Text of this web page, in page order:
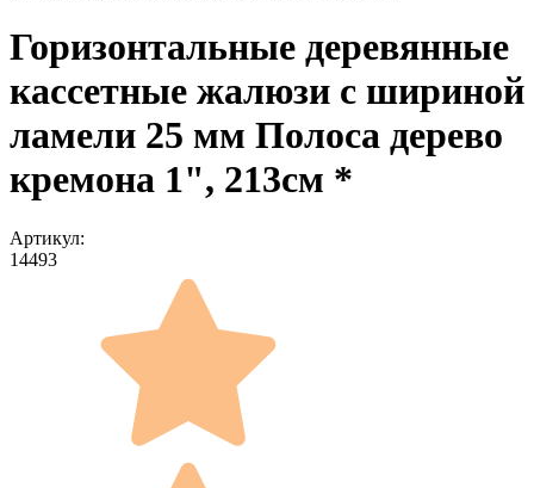
Горизонтальные деревянные
кассетные жалюзи с шириной
ламели 25 мм Полоса дерево
кремона 1", 213см *
Артикул:
14493